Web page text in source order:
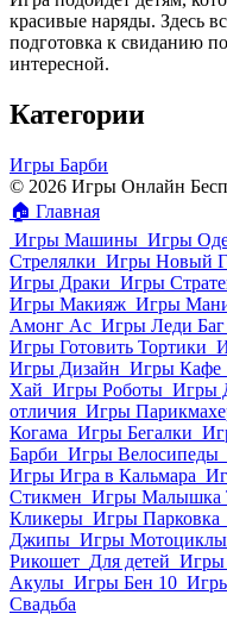
красивые наряды. Здесь
подготовка к свиданию
интересной.
Категории
Игры Барби
© 2026 Игры Онлайн
🏠 Главная
Игры Машины Игры
Стрелялки Игры Новый
Игры Драки Игры
Игры Макияж Игры
Амонг Ас Игры Леди
Игры Готовить Тортики
Игры Дизайн Игры Кафе
Хай Игры Роботы Игры
отличия Игры
Когама Игры Бегалки
Барби Игры Велосипеды
Игры Игра в Кальмара
Стикмен Игры Малышка
Кликеры Игры Парковка
Джипы Игры Мотоциклы
Рикошет Для детей Игры
Акулы Игры Бен 10
Свадьба